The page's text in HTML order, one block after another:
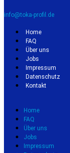
info@toka-profil.de
Home
FAQ
Über uns
Jobs
Impressum
Datenschutz
Kontakt
Home
FAQ
Über uns
Jobs
Impressum